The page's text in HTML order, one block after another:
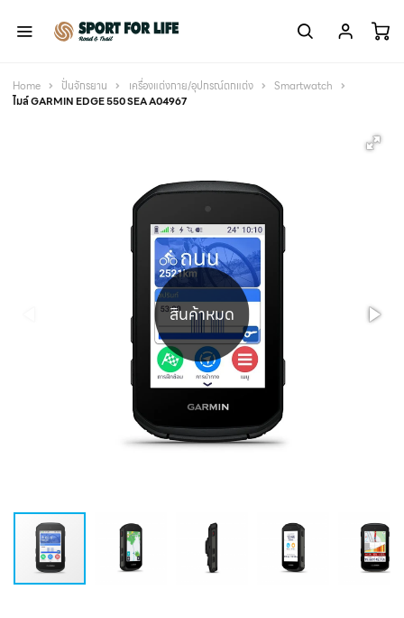
Home ปั่นจักรยาน เครื่องแต่งกาย/อุปกรณ์ตกแต่ง
Smartwatch
ไมล์ GARMIN EDGE 550 SEA A04967